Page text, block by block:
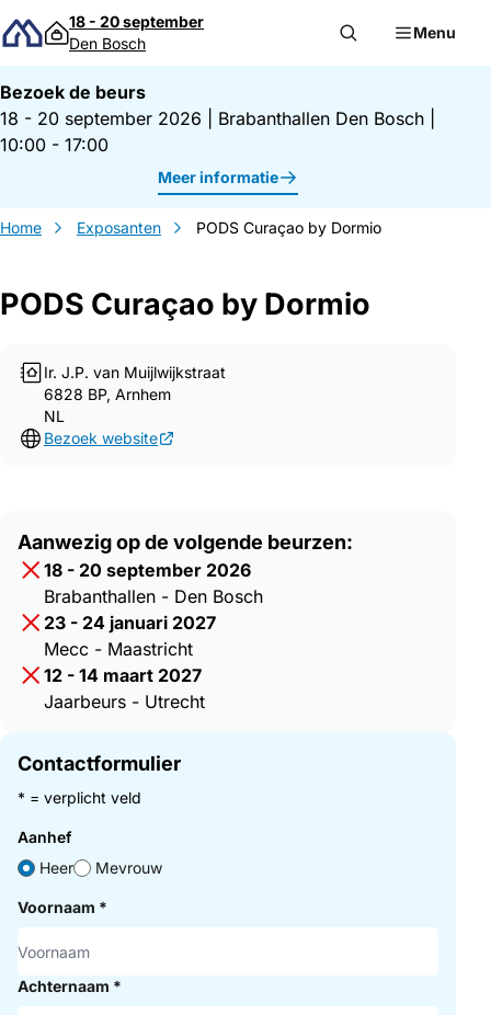
Direct naar inhoud
18 - 20 september
Den Bosch
Menu
Bezoek de beurs
18 - 20 september 2026
Brabanthallen Den Bosch
10:00 - 17:00
Meer informatie
Home Exposanten PODS Curaçao by Dormio
PODS Curaçao by Dormio
Ir. J.P. van Muijlwijkstraat
6828 BP, Arnhem
NL
Bezoek website
Aanwezig op de volgende beurzen:
18 - 20 september 2026
Brabanthallen - Den Bosch
23 - 24 januari 2027
Mecc - Maastricht
12 - 14 maart 2027
Jaarbeurs - Utrecht
Contactformulier
* = verplicht veld
Aanhef
Heer
Mevrouw
Voornaam *
Achternaam *